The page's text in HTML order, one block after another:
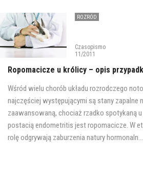
ROZRÓD
Czasopismo
11/2011
Ropomacicze u królicy – opis
Wśród wielu chorób układu rozrodczego
najczęściej występującymi są stany zapalne
zaawansowaną, chociaż rzadko spotykaną
postacią endometritis jest ropomacicze. W
rolę odgrywają zaburzenia natury hormonaln...